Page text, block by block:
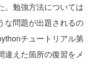
。勉強方法については
な問題が出題されるの
チュートリアル第
違えた箇所の復習をメ